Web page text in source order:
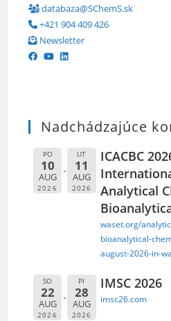
databaza@SChemS.sk
+421 904 409 426
Newsletter
Nadchádzajúce
PO
10
AUG
2026
UT
11
AUG
2026
ICACBC
Analytical
waset.org/
bioanalytical-
august-2026-in-
SO
22
AUG
2026
PI
28
AUG
2026
IMSC 2026
imsc26.com